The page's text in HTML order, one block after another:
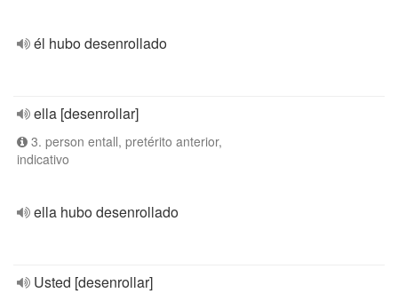
él hubo desenrollado
ella [desenrollar]
3. person entall, pretérito anterior,
indicativo
ella hubo desenrollado
Usted [desenrollar]